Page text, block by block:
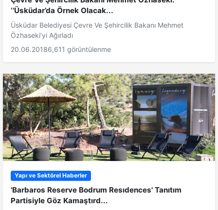
‘’Üsküdar’da Örnek Olacak...
Üsküdar Belediyesi Çevre Ve Şehircilik Bakanı Mehmet
Özhaseki’yi Ağırladı
20.06.20186,611 görüntülenme
Yapı ve Sektörel Haberler
'Barbaros Reserve Bodrum Resıdences' Tanıtım
Partisiyle Göz Kamaştırd...